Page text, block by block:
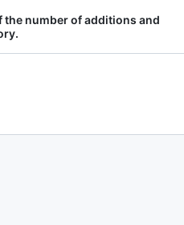
the number of additions and